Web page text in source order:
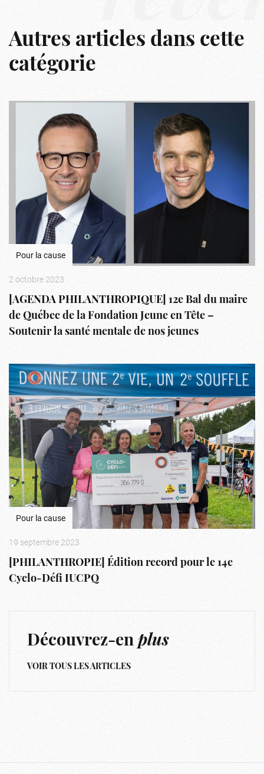
Autres articles dans cette
catégorie
Pour la cause
2 octobre 2023
[AGENDA PHILANTHROPIQUE] 12e Bal du maire
de Québec de la Fondation Jeune en Tête –
Soutenir la santé mentale de nos jeunes
Pour la cause
19 septembre 2023
[PHILANTHROPIE] Édition record pour le 14e
Cyclo-Défi IUCPQ
Découvrez-enplus
VOIR TOUS LES ARTICLES